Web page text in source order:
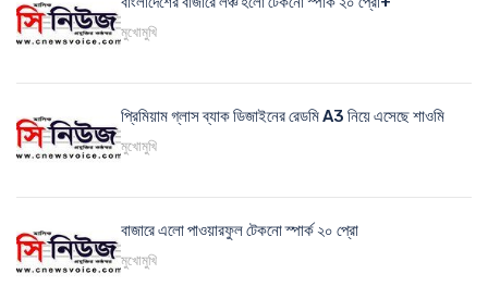
মুখোমুখি
প্রিমিয়াম গ্লাস ব্যাক ডিজাইনের রেডমি A3 নিয়ে এসেছে শাওমি
মুখোমুখি
বাজারে এলো পাওয়ারফুল টেকনো স্পার্ক ২০ প্রো
মুখোমুখি